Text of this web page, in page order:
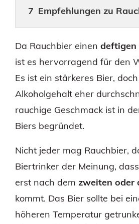
Empfehlungen zu
Da Rauchbier einen deftigen
ist es hervorragend für den
Es ist ein stärkeres Bier,
Alkoholgehalt eher
rauchige Geschmack ist in
Biers begründet.
Nicht jeder mag Rauchbier,
Biertrinker der Meinung,
erst nach dem zweiten oder
kommt. Das Bier sollte bei
höheren Temperatur